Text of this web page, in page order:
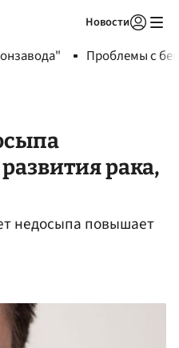
Новости
Проблемы с
рака,
недосыпа повышает